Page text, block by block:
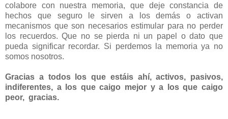
colabore con nuestra memoria, que deje constancia de
hechos que seguro le sirven a los demás o activan
mecanismos que son necesarios estimular para no perder
los recuerdos. Que no se pierda ni un papel o dato que
pueda significar recordar. Si perdemos la memoria ya no
somos nosotros.
Gracias a todos los que estáis ahí, activos, pasivos,
indiferentes, a los que caigo mejor y a los que caigo
peor, gracias.